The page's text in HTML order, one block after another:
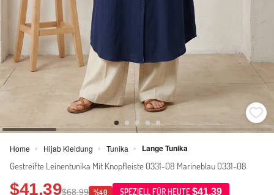
Home > Hijab Kleidung > Tunika > Lange Tunika
Gestreifte Leinentunika Mit Knopfleiste 0331-08 Marineblau 0331-08
$41.39$68.99 %40 SPEZIELL FÜR HEUTE$41.39